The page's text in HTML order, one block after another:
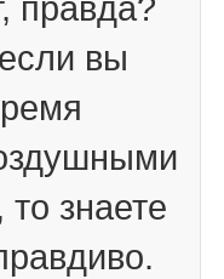
правда?
вы
знаете